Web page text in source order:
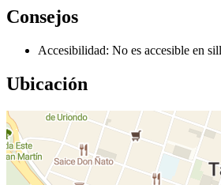
Consejos
Accesibilidad: No es accesible en
Ubicación